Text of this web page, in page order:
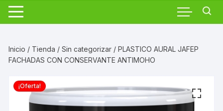
Inicio / Tienda /Sin categorizar / PLASTICO AURAL JAFEP
FACHADAS CON CONSERVANTE ANTIMOHO
¡Oferta!